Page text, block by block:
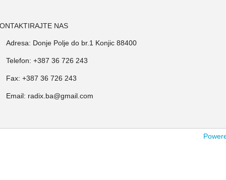
NAS
Adresa: Donje Polje do br.1 Konjic 88400
Telefon: +387 36 726 243
Fax: +387 36 726 243
Email: radix.ba@gmail.com